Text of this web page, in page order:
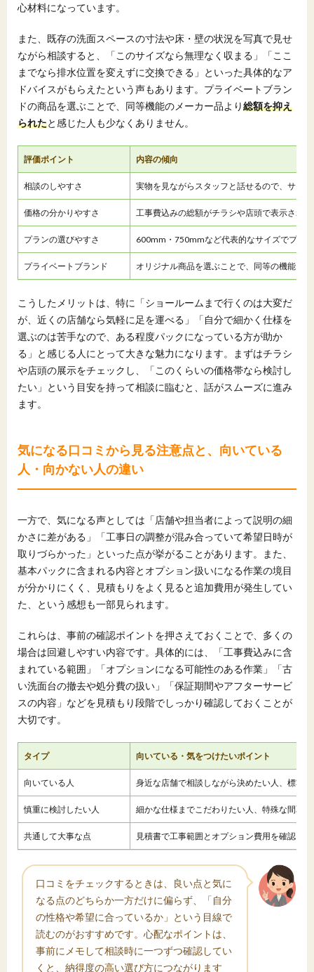
心材料になっています。
また、既存の洗面スペースの寸法や床・壁の状況を写真で見せ
ながら相談すると、「このサイズなら無理なく収まる」「ここ
までなら排水位置を変えずに交換できる」といった具体的なア
ドバイスがもらえたという声もあります。プライベートブラン
ドの商品を選ぶことで、同等機能のメーカー品より総額を抑え
られたと感じた人も少なくありません。
評価ポイント 内容の傾向
相談のしやすさ 実物を見ながらスタッフと話せるので、サイ
価格の分かりやすさ 工事費込みの総額がチラシや店頭で表示され
プランの選びやすさ 600mm・750mmなど代表的なサイズでプラ
プライベートブランド オリジナル商品を選ぶことで、同等の機能を
こうしたメリットは、特に「ショールームまで行くのは大変だ
が、近くの店舗なら気軽に足を運べる」「自分で細かく仕様を
選ぶのは苦手なので、ある程度パックになっている方が助か
る」と感じる人にとって大きな魅力になります。まずはチラシ
や店頭の展示をチェックし、「このくらいの価格帯なら検討し
たい」という目安を持って相談に臨むと、話がスムーズに進み
ます。
気になる口コミから見る注意点と、向いている
人・向かない人の違い
一方で、気になる声としては「店舗や担当者によって説明の細
かさに差がある」「工事日の調整が混み合っていて希望日時が
取りづらかった」といった点が挙がることがあります。また、
基本パックに含まれる内容とオプション扱いになる作業の境目
が分かりにくく、見積もりをよく見ると追加費用が発生してい
た、という感想も一部見られます。
これらは、事前の確認ポイントを押さえておくことで、多くの
場合は回避しやすい内容です。具体的には、「工事費込みに含
まれている範囲」「オプションになる可能性のある作業」「古
い洗面台の撤去や処分費の扱い」「保証期間やアフターサービ
スの内容」などを見積もり段階でしっかり確認しておくことが
大切です。
タイプ 向いている・気をつけたいポイント
向いている人 身近な店舗で相談しながら決めたい人、標準
慎重に検討したい人 細かな仕様までこだわりたい人、特殊な間取
共通して大事な点 見積書で工事範囲とオプション費用を確認し
口コミをチェックするときは、良い点と気に
なる点のどちらか一方だけに偏らず、「自分
の性格や希望に合っているか」という目線で
読むのがおすすめです。心配なポイントは、
事前にメモして相談時に一つずつ確認してい
くと、納得度の高い選び方につながります